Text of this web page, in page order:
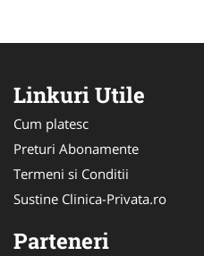
Linkuri Utile
Cum platesc
Preturi Abonamente
Termeni si Conditii
Sustine Clinica-Privata.ro
Parteneri